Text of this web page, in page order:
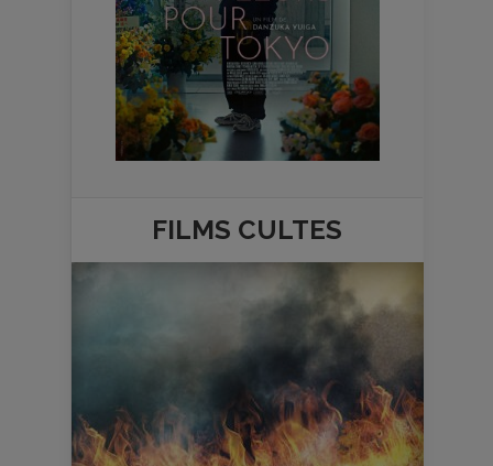
FILMS CULTES